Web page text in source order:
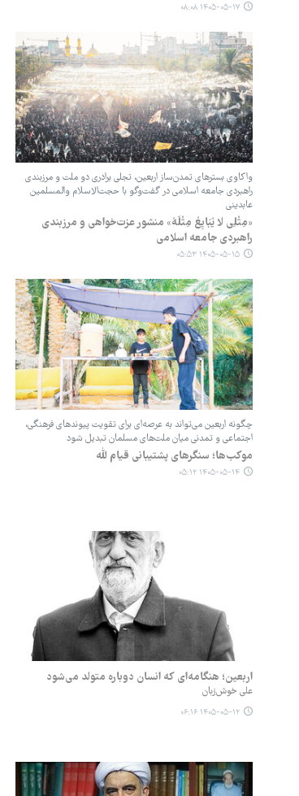
۱۴۰۵-۰۵-۱۷ ۰۸:۰۸
واکاوی بسترهای تمدن‌ساز اربعین، تجلی برادری دو ملت و مرزبندی
راهبردی جامعه اسلامی در گفت‌وگو با حجت‌الاسلام والمسلمین
عابدینی
‏«مِثْلِی لا یُبَایِعُ مِثْلَهُ» منشور عزت‌خواهی و مرزبندی
راهبردی جامعه اسلامی
۱۴۰۵-۰۵-۱۵ ۰۵:۵۳
چگونه اربعین می‌تواند به عرصه‌ای برای تقویت پیوندهای فرهنگی،
اجتماعی و تمدنی میان ملت‌های مسلمان تبدیل شود
موکب‌ها؛ سنگرهای پشتیبانی قیام للّه
۱۴۰۵-۰۵-۱۴ ۰۵:۱۲
اربعین؛ هنگامه‌ای که انسان دوباره متولد می‌شود
علی خوش‌زبان
۱۴۰۵-۰۵-۱۲ ۰۶:۱۶